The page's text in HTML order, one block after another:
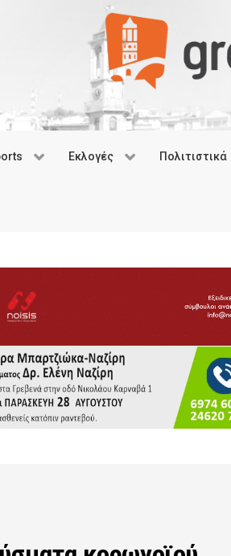
Εκλογές Πολιτιστικά